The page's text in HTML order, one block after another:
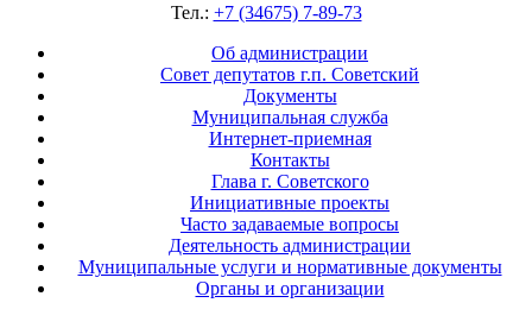
Тел.: +7 (34675) 7-89-73
Об администрации
Совет депутатов г.п. Советский
Документы
Муниципальная служба
Интернет-приемная
Контакты
Глава г. Советского
Инициативные проекты
Часто задаваемые вопросы
Деятельность администрации
Муниципальные услуги и нормативные документы
Органы и организации